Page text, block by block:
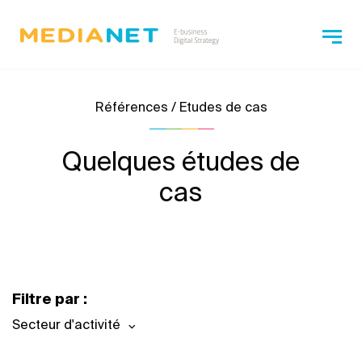
Références / Etudes de cas
Quelques études de
cas
Filtre par :
Secteur d'activité